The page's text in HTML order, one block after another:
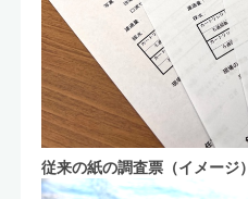
従来の紙の調査票（イメージ）